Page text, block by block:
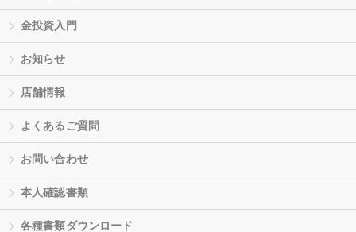
金投資入門
お知らせ
店舗情報
よくあるご質問
お問い合わせ
本人確認書類
各種書類ダウンロード